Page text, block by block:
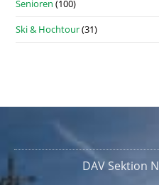
Senioren (100)
Ski & Hochtour(31)
DAV Sektion